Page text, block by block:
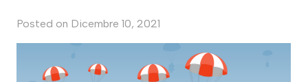
Posted on Dicembre 10, 2021